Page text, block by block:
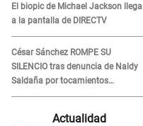
pareja
El biopic de Michael Jackson llega
a la pantalla de DIRECTV
César Sánchez ROMPE SU
SILENCIO tras denuncia de Naldy
Saldaña por tocamientos
indebidos: "Pido respetar la
Actualidad